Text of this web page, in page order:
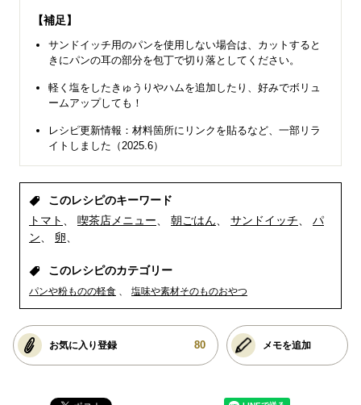
【補足】
サンドイッチ用のパンを使用しない場合は、カットすると
きにパンの耳の部分を包丁で切り落としてください。
軽く塩をしたきゅうりやハムを追加したり、好みでボリュ
ームアップしても！
レシピ更新情報：材料箇所にリンクを貼るなど、一部リラ
イトしました（2025.6）
このレシピのキーワード
トマト
喫茶店メニュー 朝ごはん サンドイッチ
パ
ン
卵
このレシピのカテゴリー
パンや粉ものの軽食 塩味や素材そのものおやつ
お気に入り登録 80 メモを追加